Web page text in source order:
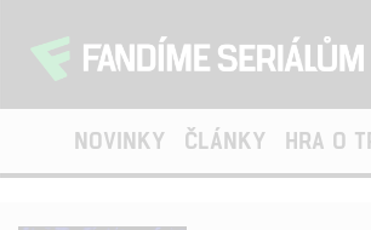
NOVINKY ČLÁNKY HRA O